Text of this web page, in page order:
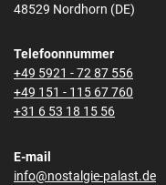
48529 Nordhorn (DE)
Telefoonnummer
+49 5921 - 72 87 556
+49 151 - 115 67 760
+31 6 53 18 15 56
E-mail
info@nostalgie-palast.de